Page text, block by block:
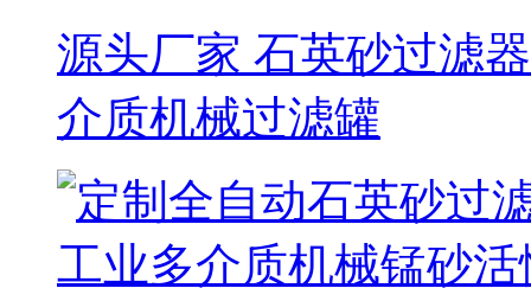
源头厂家 石英砂过滤
介质机械过滤罐